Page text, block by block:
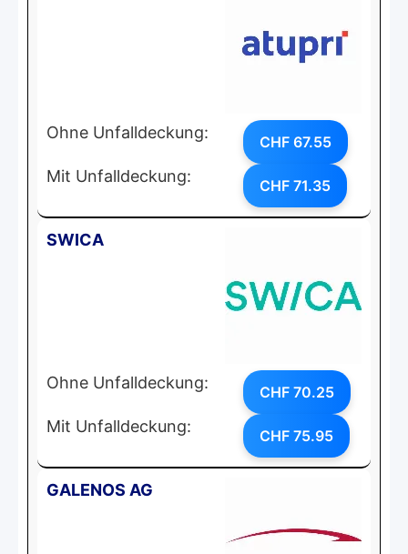
Ohne Unfalldeckung: CHF 67.55
Mit Unfalldeckung: CHF 71.35
SWICA
Ohne Unfalldeckung: CHF 70.25
Mit Unfalldeckung: CHF 75.95
GALENOS AG